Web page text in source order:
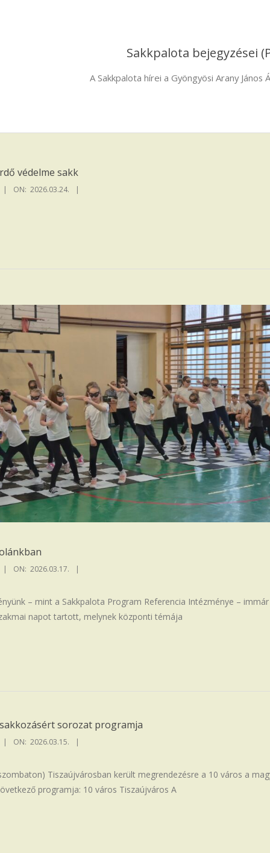
Sakkpalota bejegyzései
A Sakkpalota hírei a Gyöngyösi Arany János
védelme sakk
ON: 2026.03.24.
ON: 2026.03.17.
– mint a Sakkpalota Program Referencia Intézménye –
napot tartott, melynek központi témája
sorozat programja
ON: 2026.03.15.
Tiszaújvárosban került megrendezésre a 10 város a
programja: 10 város Tiszaújváros A